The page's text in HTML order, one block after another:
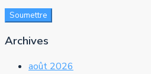
Soumettre
Archives
août 2026